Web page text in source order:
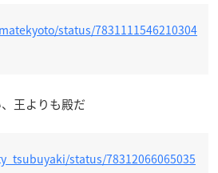
status/7831111546210304
王よりも殿だ
status/78312066065035